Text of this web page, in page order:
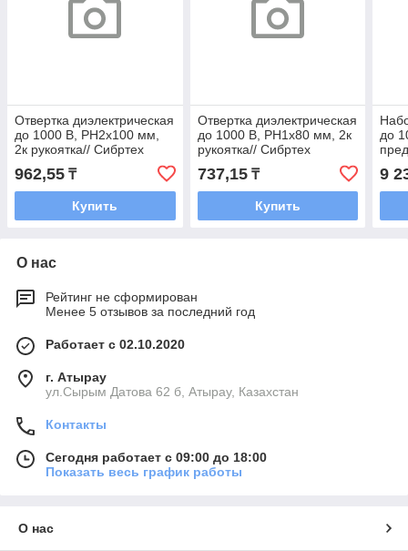
Отвертка диэлектрическая
до 1000 В, PH2x100 мм,
2к рукоятка// Сибртех
962,55 ₸
Купить
Отвертка диэлектрическая
до 1000 В, PH1х80 мм, 2к
рукоятка// Сибртех
737,15₸
Купить
до
9
О нас
Рейтинг не сформирован
Менее 5 отзывов за последний год
Работает с 02.10.2020
г. Атырау
ул.Сырым Датова 62 б, Атырау, Казахстан
Контакты
Сегодня работает с 09:00 до 18:00
Показать весь график работы
О нас